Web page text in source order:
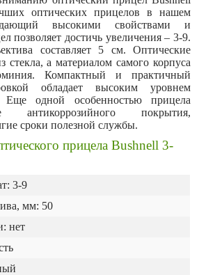
оптических прицелов в нашем
высокими свойствами и
позволяет достичь увеличения – 3-9.
составляет 5 см. Оптические
стекла, а материалом самого корпуса
Компактный и практичный
обладает высоким уровнем
Еще одной особенностью прицела
антикоррозийного покрытия,
сроки полезной службы.
прицела Bushnell 3-
3-9
мм: 50
нет